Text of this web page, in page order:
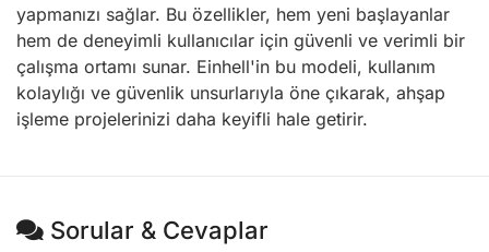
yapmanızı sağlar. Bu özellikler, hem yeni başlayanlar
hem de deneyimli kullanıcılar için güvenli ve verimli bir
çalışma ortamı sunar. Einhell'in bu modeli, kullanım
kolaylığı ve güvenlik unsurlarıyla öne çıkarak, ahşap
işleme projelerinizi daha keyifli hale getirir.
Sorular & Cevaplar